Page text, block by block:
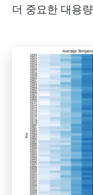
더 중요한 대용